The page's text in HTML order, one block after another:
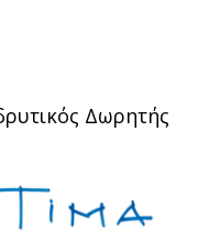
Δωρητής